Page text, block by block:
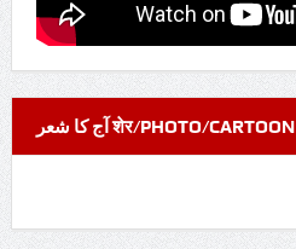
آج کا شعر शेर/PHOTO/CARTOON